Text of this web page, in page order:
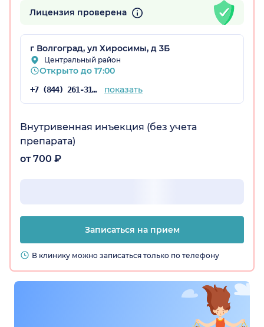
обл.)
Лицензия проверена
г Волгоград, ул Хиросимы, д 3Б
Центральный район
Открыто до 17:00
+7 (844) 261-31-59 показать
Внутривенная инъекция (без учета
препарата)
от 700 ₽
Записаться на прием
В клинику можно записаться только по телефону